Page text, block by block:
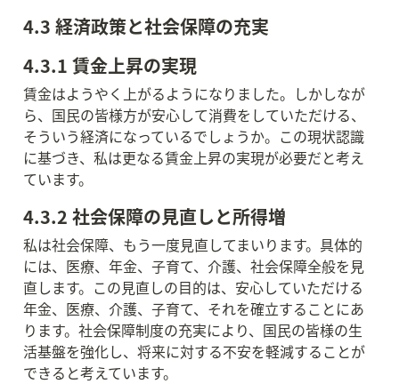
4.3 経済政策と社会保障の充実
4.3.1 賃金上昇の実現
賃金はようやく上がるようになりました。しかしなが
ら、国民の皆様方が安心して消費をしていただける、
そういう経済になっているでしょうか。この現状認識
に基づき、私は更なる賃金上昇の実現が必要だと考え
ています。
4.3.2 社会保障の見直しと所得増
私は社会保障、もう一度見直してまいります。具体的
には、医療、年金、子育て、介護、社会保障全般を見
直します。この見直しの目的は、安心していただける
年金、医療、介護、子育て、それを確立することにあ
ります。社会保障制度の充実により、国民の皆様の生
活基盤を強化し、将来に対する不安を軽減することが
できると考えています。